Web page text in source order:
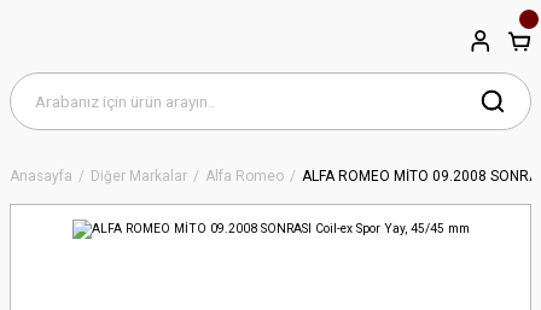
Anasayfa Diğer Markalar Alfa Romeo ALFA ROMEO MİTO 09.2008